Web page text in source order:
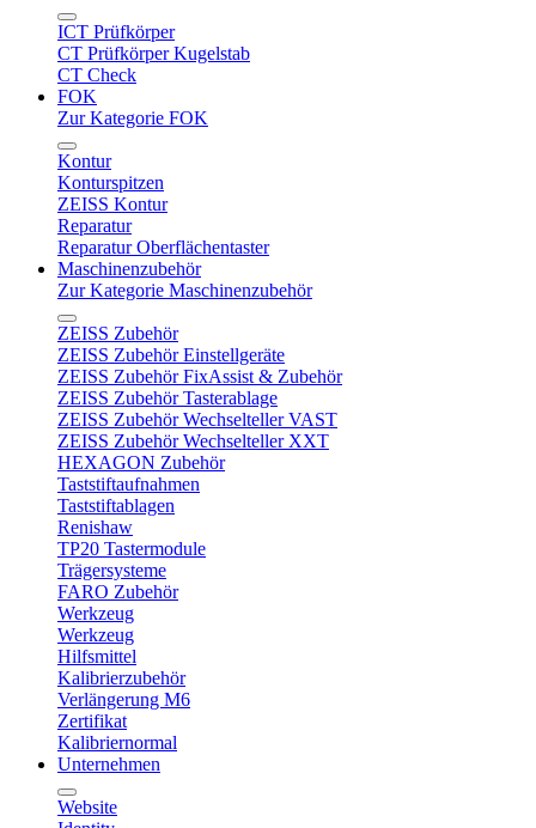
ICT Prüfkörper
CT Prüfkörper Kugelstab
CT Check
FOK
Zur Kategorie FOK
Kontur
Konturspitzen
ZEISS Kontur
Reparatur
Reparatur Oberflächentaster
Maschinenzubehör
Zur Kategorie Maschinenzubehör
ZEISS Zubehör
ZEISS Zubehör Einstellgeräte
ZEISS Zubehör FixAssist & Zubehör
ZEISS Zubehör Tasterablage
ZEISS Zubehör Wechselteller VAST
ZEISS Zubehör Wechselteller XXT
HEXAGON Zubehör
Taststiftaufnahmen
Taststiftablagen
Renishaw
TP20 Tastermodule
Trägersysteme
FARO Zubehör
Werkzeug
Werkzeug
Hilfsmittel
Kalibrierzubehör
Verlängerung M6
Zertifikat
Kalibriernormal
Unternehmen
Website